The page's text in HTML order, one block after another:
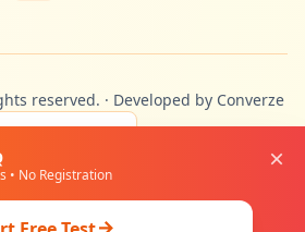
reserved. · Developed by Converze
• No Registration